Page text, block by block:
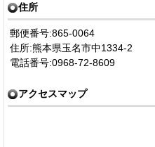
住所
郵便番号:865-0064
住所:熊本県玉名市中1334-2
電話番号:0968-72-8609
アクセスマップ